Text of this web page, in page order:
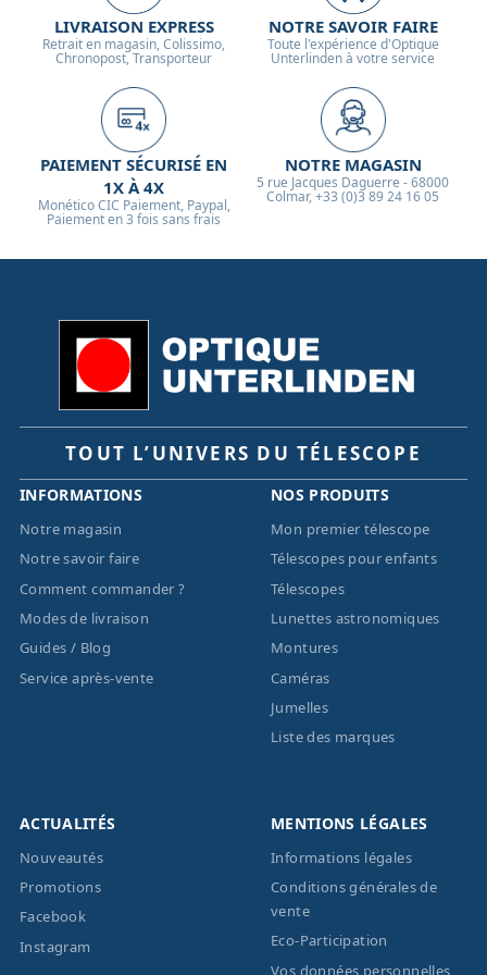
LIVRAISON EXPRESS
Retrait en magasin, Colissimo,
Chronopost, Transporteur
NOTRE SAVOIR FAIRE
Toute l'expérience d'Optique
Unterlinden à votre service
PAIEMENT SÉCURISÉ EN
1X À 4X
Monético CIC Paiement, Paypal,
Paiement en 3 fois sans frais
NOTRE MAGASIN
5 rue Jacques Daguerre - 68000
Colmar, +33 (0)3 89 24 16 05
TOUT L’UNIVERS DU TÉLESCOPE
INFORMATIONS
Notre magasin
Notre savoir faire
Comment commander ?
Modes de livraison
Guides / Blog
Service après-vente
NOS PRODUITS
Mon premier télescope
Télescopes pour enfants
Télescopes
Lunettes astronomiques
Montures
Caméras
Jumelles
Liste des marques
ACTUALITÉS
Nouveautés
Promotions
Facebook
Instagram
MENTIONS LÉGALES
Informations légales
Conditions générales de
vente
Eco-Participation
Vos données personnelles